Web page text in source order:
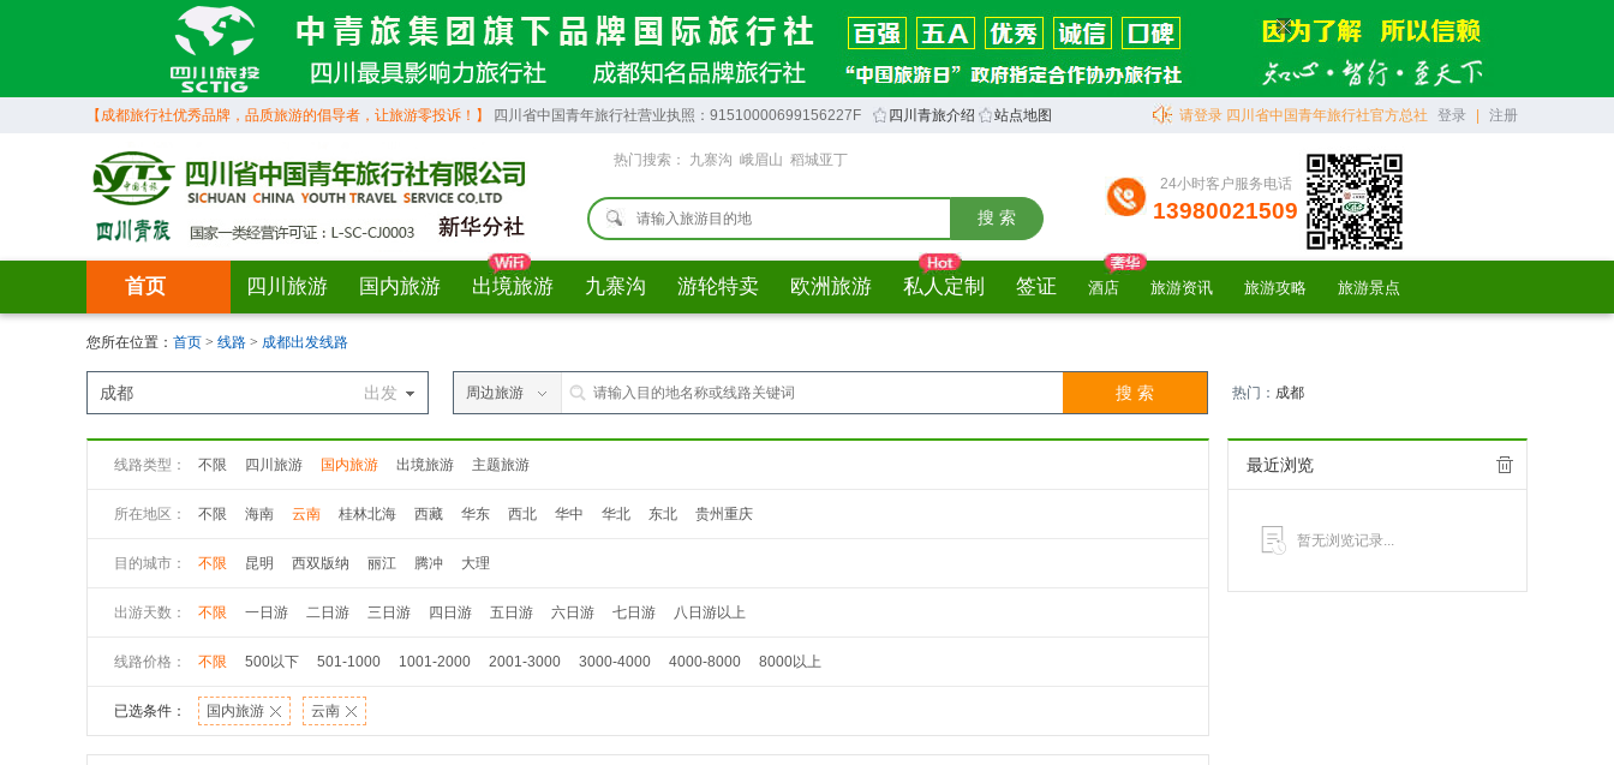
【成都旅行社优秀品牌，品质旅游的倡导者，让旅游零投诉！】 四川省中国青年旅行社营业执照：91510000699156227F 四川青旅介绍 站点地图 请登录 四川省中国青年旅行社官方总社 登录 注册
热门搜索： 九寨沟 峨眉山 稻城亚丁
24小时客户服务电话
13980021509
首页 四川旅游 国内旅游 出境旅游 九寨沟 游轮特卖 欧洲旅游 私人定制 签证 酒店 旅游资讯 旅游攻略 旅游景点
您所在位置： 首页 > 线路 > 成都出发线路
出发
成都 周边旅游 热门： 成都
线路类型： 不限 四川旅游 国内旅游 出境旅游 主题旅游
所在地区： 不限 海南 云南 桂林北海 西藏 华东 西北 华中 华北 东北 贵州重庆
目的城市： 不限 昆明 西双版纳 丽江 腾冲 大理
出游天数： 不限 一日游 二日游 三日游 四日游 五日游 六日游 七日游 八日游以上
线路价格： 不限 500以下 501-1000 1001-2000 2001-3000 3000-4000 4000-8000 8000以上
已选条件： 国内旅游 云南
最近浏览
暂无浏览记录...